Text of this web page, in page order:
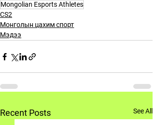
Mongolian Esports Athletes
CS2
Монголын цахим спорт
Мэдээ
Recent Posts See All